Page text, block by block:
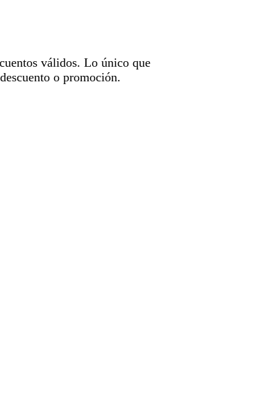
válidos. Lo único que
o promoción.